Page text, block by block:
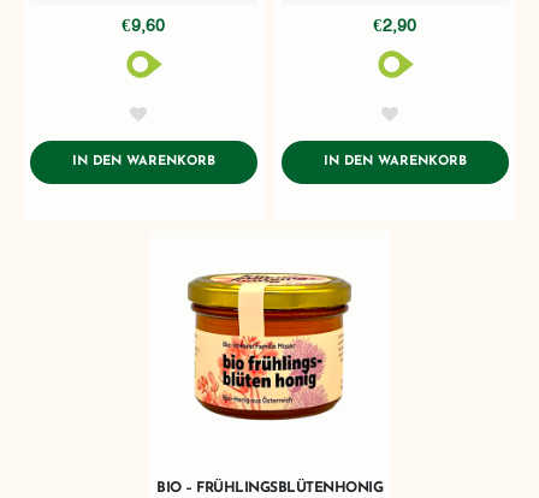
€9,60
IN DEN WARENKORBADDTOCART
€2,90
IN DEN WARENKORB
BIO – FRÜHLINGSBLÜTENHONIG